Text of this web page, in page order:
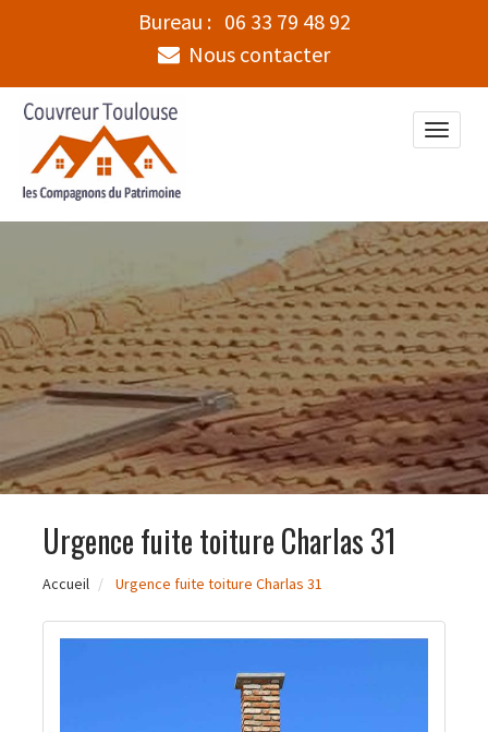
Bureau : 06 33 79 48 92
Nous contacter
Toggle
Urgence fuite toiture Charlas 31
Accueil Urgence fuite toiture Charlas 31